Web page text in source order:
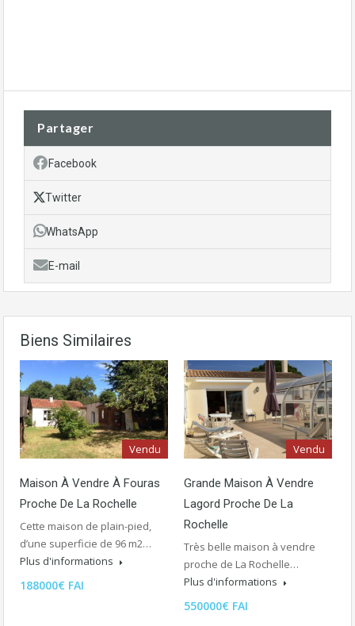
Partager
Facebook
Twitter
WhatsApp
E-mail
Biens Similaires
Vendu
Maison À Vendre À Fouras
Proche De La Rochelle
Cette maison de plain-pied,
d’une superficie de 96 m2…
Plus d'informations
188000€ FAI
Vendu
Grande Maison À Vendre
Lagord Proche De La
Rochelle
Très belle maison à vendre
proche de La Rochelle…
Plus d'informations
550000€ FAI